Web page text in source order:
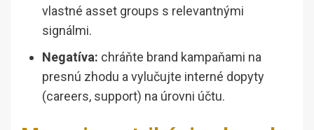
vlastné asset groups s relevantnými
signálmi.
Negatíva: chráňte brand kampaňami na
presnú zhodu a vylučujte interné dopyty
(careers, support) na úrovni účtu.